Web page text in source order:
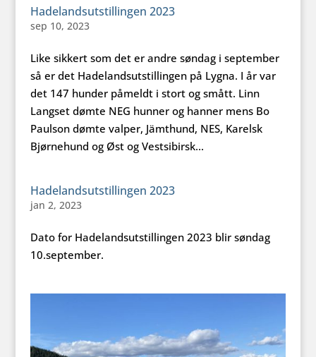
Hadelandsutstillingen 2023
sep 10, 2023
Like sikkert som det er andre søndag i september
så er det Hadelandsutstillingen på Lygna. I år var
det 147 hunder påmeldt i stort og smått. Linn
Langset dømte NEG hunner og hanner mens Bo
Paulson dømte valper, Jämthund, NES, Karelsk
Bjørnehund og Øst og Vestsibirsk...
Hadelandsutstillingen 2023
jan 2, 2023
Dato for Hadelandsutstillingen 2023 blir søndag
10.september.